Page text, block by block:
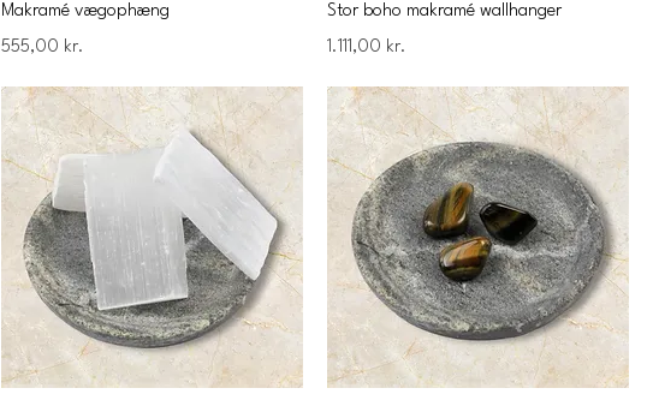
Makramé vægophæng
Pris
555,00 kr.
Stor boho makramé wallhanger
Pris
1.111,00 kr.